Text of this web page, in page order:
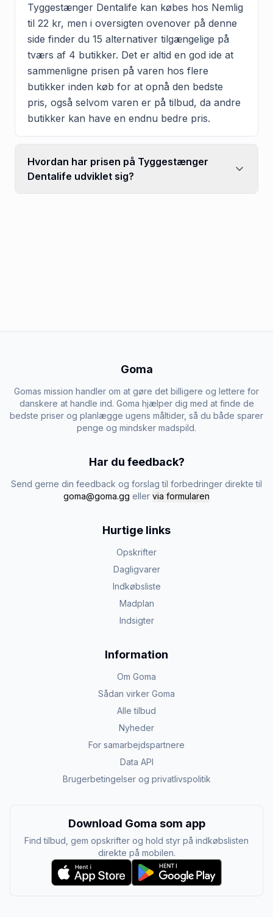
Tyggestænger Dentalife kan købes hos Nemlig
til 22 kr, men i oversigten ovenover på denne
side finder du 15 alternativer tilgængelige på
tværs af 4 butikker. Det er altid en god ide at
sammenligne prisen på varen hos flere
butikker inden køb for at opnå den bedste
pris, også selvom varen er på tilbud, da andre
butikker kan have en endnu bedre pris.
Hvordan har prisen på Tyggestænger
Dentalife udviklet sig?
Goma
Gomas mission handler om at gøre det billigere og lettere for
danskere at handle ind. Goma hjælper dig med at finde de
bedste priser og planlægge ugens måltider, så du både sparer
penge og mindsker madspild.
Har du feedback?
Send gerne din feedback og forslag til forbedringer direkte til
goma@goma.gg eller via formularen
Hurtige links
Opskrifter
Dagligvarer
Indkøbsliste
Madplan
Indsigter
Information
Om Goma
Sådan virker Goma
Alle tilbud
Nyheder
For samarbejdspartnere
Data API
Brugerbetingelser og privatlivspolitik
Download Goma som app
Find tilbud, gem opskrifter og hold styr på indkøbslisten
direkte på mobilen.